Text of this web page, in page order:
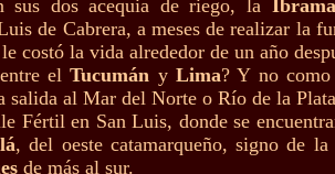
sus dos acequia de riego, la
de Cabrera, a meses de realizar la
costó la vida alrededor de un año
elTucumán y Lima? Y no
salida al Mar del Norte o Río de la
Fértil en San Luis, donde se
, del oeste catamarqueño, signo de
de más al sur.